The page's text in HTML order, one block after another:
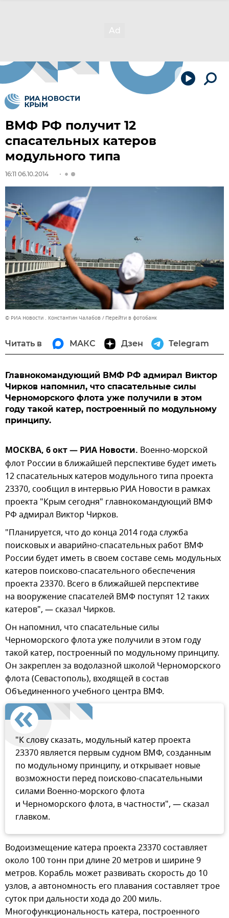
ВМФ РФ получит 12
спасательных катеров
модульного типа
16:11 06.10.2014
© РИА Новости . Константин Чалабов Перейти в фотобанк
Читать в МАКС Дзен Telegram
Главнокомандующий ВМФ РФ адмирал Виктор
Чирков напомнил, что спасательные силы
Черноморского флота уже получили в этом
году такой катер, построенный по модульному
принципу.
МОСКВА, 6 окт — РИА Новости. Военно-морской
флот России в ближайшей перспективе будет иметь
12 спасательных катеров модульного типа проекта
23370, сообщил в интервью РИА Новости в рамках
проекта "Крым сегодня" главнокомандующий ВМФ
РФ адмирал Виктор Чирков.
"Планируется, что до конца 2014 года служба
поисковых и аварийно-спасательных работ ВМФ
России будет иметь в своем составе семь модульных
катеров поисково-спасательного обеспечения
проекта 23370. Всего в ближайшей перспективе
на вооружение спасателей ВМФ поступят 12 таких
катеров", — сказал Чирков.
Он напомнил, что спасательные силы
Черноморского флота уже получили в этом году
такой катер, построенный по модульному принципу.
Он закреплен за водолазной школой Черноморского
флота (Севастополь), входящей в состав
Объединенного учебного центра ВМФ.
"К слову сказать, модульный катер проекта
23370 является первым судном ВМФ, созданным
по модульному принципу, и открывает новые
возможности перед поисково-спасательными
силами Военно-морского флота
и Черноморского флота, в частности", — сказал
главком.
Водоизмещение катера проекта 23370 составляет
около 100 тонн при длине 20 метров и ширине 9
метров. Корабль может развивать скорость до 10
узлов, а автономность его плавания составляет трое
суток при дальности хода до 200 миль.
Многофункциональность катера, построенного